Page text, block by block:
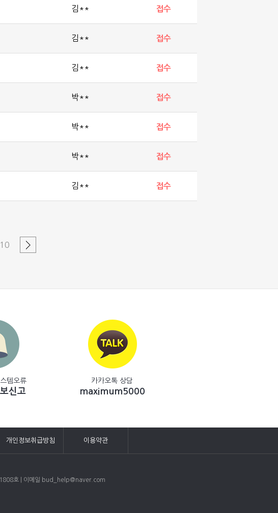
김** 접수
김** 접수
김** 접수
박** 접수
박** 접수
박** 접수
김** 접수
10
템오류
신고
카카오톡 상담
maximum5000
개인정보취급방침 이용약관
1808호 | 이메일 bud_help@naver.com